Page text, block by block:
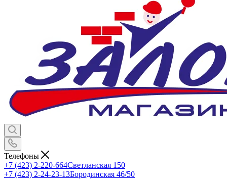
Телефоны
+7 (423) 2-220-664Светланская 150
+7 (423) 2-24-23-13Бородинская 46/50